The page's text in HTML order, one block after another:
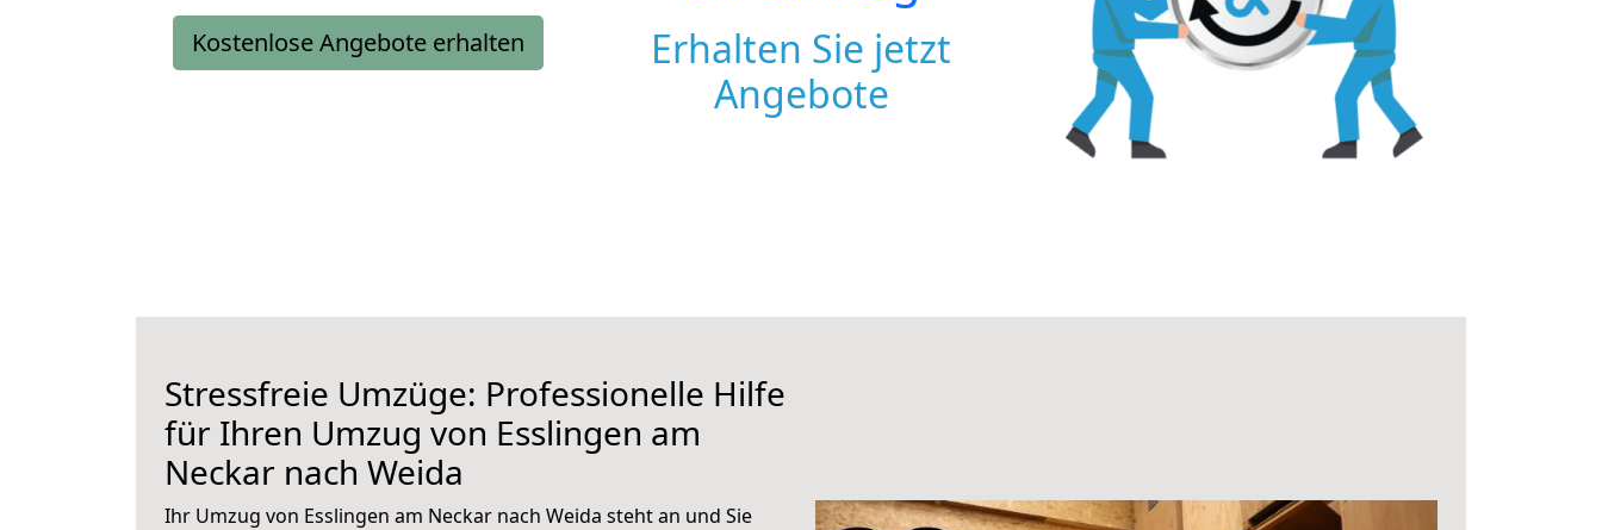
Kostenlose Angebote erhalten
Erhalten Sie jetzt
Angebote
Stressfreie Umzüge: Professionelle Hilfe
für Ihren Umzug von Esslingen am
Neckar nach Weida
Ihr Umzug von Esslingen am Neckar nach Weida steht an und Sie